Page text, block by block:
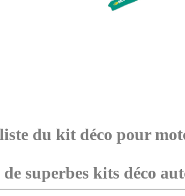
du kit déco pour
superbes kits déco